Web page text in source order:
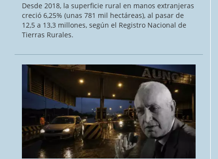
Desde 2018, la superficie rural en manos extranjeras
creció 6,25% (unas 781 mil hectáreas), al pasar de
12,5 a 13,3 millones, según el Registro Nacional de
Tierras Rurales.